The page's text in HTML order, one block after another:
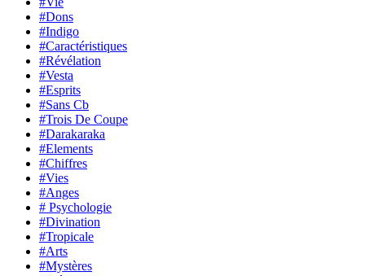
#Dons
#Indigo
#Caractéristiques
#Révélation
#Vesta
#Esprits
#Sans Cb
#Trois De Coupe
#Darakaraka
#Elements
#Chiffres
#Vies
#Anges
# Psychologie
#Divination
#Tropicale
#Arts
#Mystères